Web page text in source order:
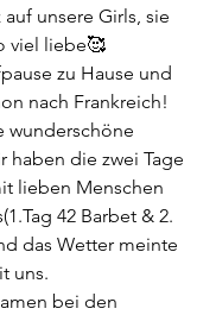
unsere Girls, sie
viel liebe🥰
zu Hause und
nach Frankreich!
wunderschöne
haben die zwei Tage
lieben Menschen
42 Barbet & 2.
das Wetter meinte
uns.
bei den